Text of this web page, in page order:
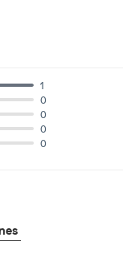
0
0
0
0
1